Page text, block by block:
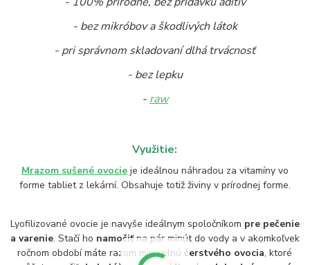
- bez mikróbov a škodlivých látok
- pri správnom skladovaní dlhá trvácnosť
- bez lepku
- raw
Využitie:
Mrazom sušené ovocie je ideálnou náhradou za vitamíny vo
forme tabliet z lekární. Obsahuje totiž živiny v prírodnej forme.
Lyofilizované ovocie je navyše ideálnym spoločníkom pre pečenie
a varenie. Stačí ho namočiťna pár minút do vody a v akomkoľvek
ročnom období máte razom misu plnú čerstvého ovocia, ktoré